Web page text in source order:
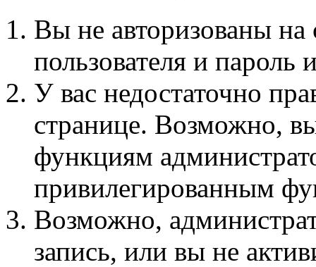
Вы не авторизованы на
пользователя и пароль
У вас недостаточно
странице. Возможно,
функциям
привилегированным
Возможно,
запись, или вы не